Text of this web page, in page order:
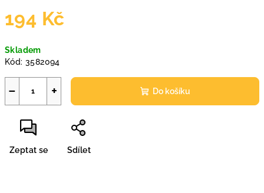
194 Kč
cena:
Skladem
Kód: 3582094
+
− Do košíku
Zeptat se Sdílet